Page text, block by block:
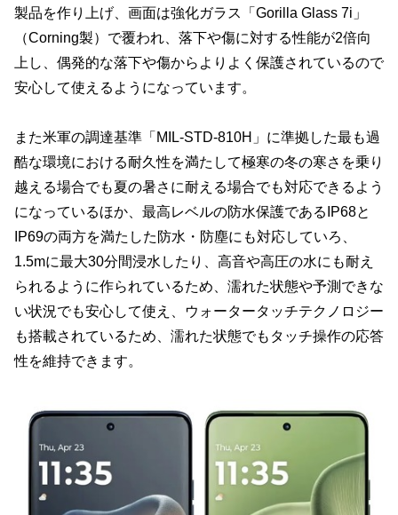
製品を作り上げ、画面は強化ガラス「Gorilla Glass 7i」
（Corning製）で覆われ、落下や傷に対する性能が2倍向
上し、偶発的な落下や傷からよりよく保護されているので
安心して使えるようになっています。
また米軍の調達基準「MIL-STD-810H」に準拠した最も過
酷な環境における耐久性を満たして極寒の冬の寒さを乗り
越える場合でも夏の暑さに耐える場合でも対応できるよう
になっているほか、最高レベルの防水保護であるIP68と
IP69の両方を満たした防水・防塵にも対応していろ、
1.5mに最大30分間浸水したり、高音や高圧の水にも耐え
られるように作られているため、濡れた状態や予測できな
い状況でも安心して使え、ウォータータッチテクノロジー
も搭載されているため、濡れた状態でもタッチ操作の応答
性を維持できます。